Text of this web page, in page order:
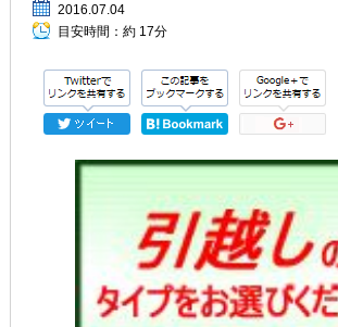
2016.07.04
目安時間： 約 17分